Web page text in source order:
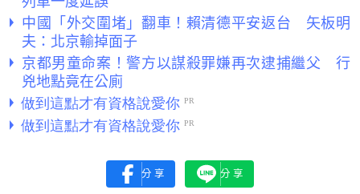
中國「外交圍堵」翻車！賴清德平安返台 矢板明
夫：北京輸掉面子
京都男童命案！警方以謀殺罪嫌再次逮捕繼父 行
兇地點竟在公廁
分享 分享